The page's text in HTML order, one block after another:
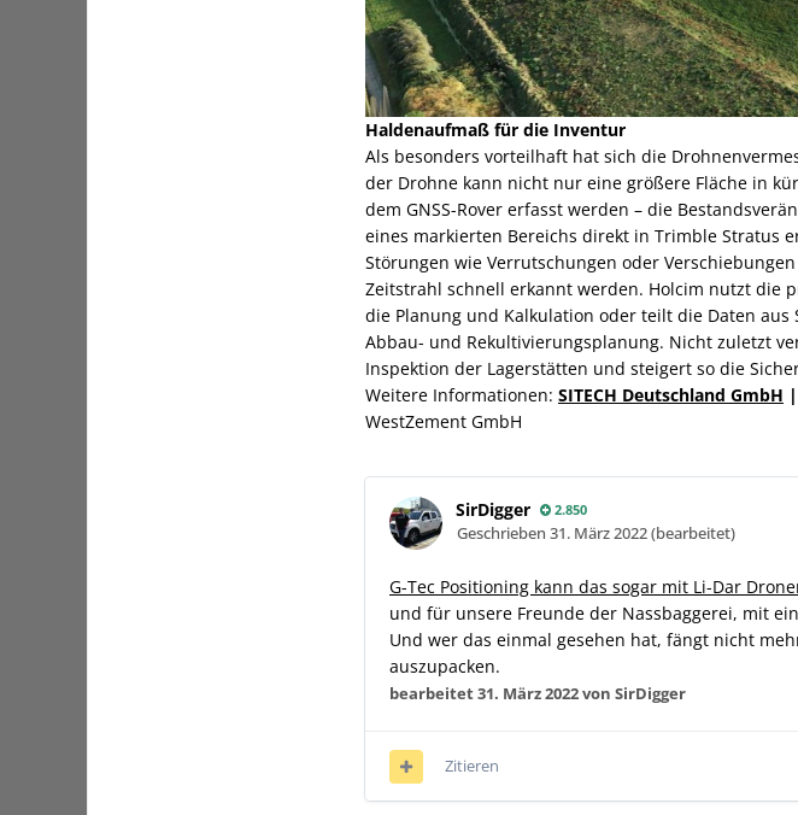
Haldenaufmaß für die Inventur
Als besonders vorteilhaft hat sich die
der Drohne kann nicht nur eine größere Fläche in
dem GNSS-Rover erfasst werden – die
eines markierten Bereichs direkt in Trimble Stratus
Störungen wie Verrutschungen oder
Zeitstrahl schnell erkannt werden. Holcim nutzt die
die Planung und Kalkulation oder teilt die Daten
Abbau- und Rekultivierungsplanung. Nicht zuletzt
Inspektion der Lagerstätten und steigert so die
Weitere Informationen: SITECH Deutschland GmbH |
WestZement GmbH
SirDigger 2.850
Geschrieben 31. März 2022(bearbeitet)
G-Tec Positioning kann das sogar mit Li-Dar
und für unsere Freunde der Nassbaggerei, mit
Und wer das einmal gesehen hat, fängt nicht
auszupacken.
bearbeitet31. März 2022von SirDigger
Zitieren